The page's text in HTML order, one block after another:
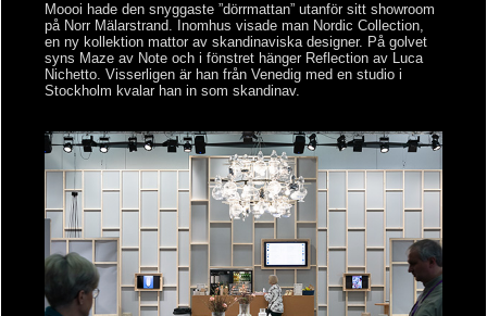
Moooi hade den snyggaste ”dörrmattan” utanför sitt showroom
på Norr Mälarstrand. Inomhus visade man Nordic Collection,
en ny kollektion mattor av skandinaviska designer. På golvet
syns Maze av Note och i fönstret hänger Reflection av Luca
Nichetto. Visserligen är han från Venedig med en studio i
Stockholm kvalar han in som skandinav.